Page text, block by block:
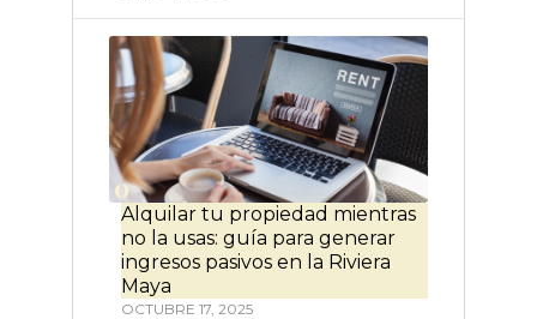
Alquilar tu propiedad mientras
no la usas: guía para generar
ingresos pasivos en la Riviera
Maya
OCTUBRE 17, 2025